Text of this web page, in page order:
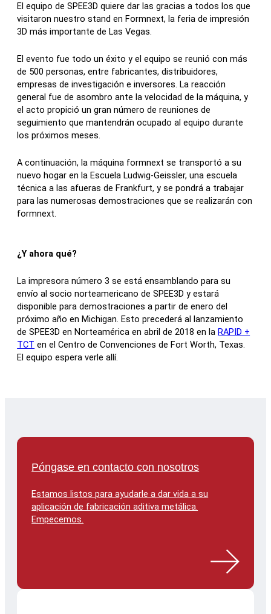
El equipo de SPEE3D quiere dar las gracias a todos los que
visitaron nuestro stand en Formnext, la feria de impresión
3D más importante de Las Vegas.
El evento fue todo un éxito y el equipo se reunió con más
de 500 personas, entre fabricantes, distribuidores,
empresas de investigación e inversores. La reacción
general fue de asombro ante la velocidad de la máquina, y
el acto propició un gran número de reuniones de
seguimiento que mantendrán ocupado al equipo durante
los próximos meses.
A continuación, la máquina formnext se transportó a su
nuevo hogar en la Escuela Ludwig-Geissler, una escuela
técnica a las afueras de Frankfurt, y se pondrá a trabajar
para las numerosas demostraciones que se realizarán con
formnext.
¿Y ahora qué?
La impresora número 3 se está ensamblando para su
envío al socio norteamericano de SPEE3D y estará
disponible para demostraciones a partir de enero del
próximo año en Michigan. Esto precederá al lanzamiento
de SPEE3D en Norteamérica en abril de 2018 en la RAPID +
TCT en el Centro de Convenciones de Fort Worth, Texas.
El equipo espera verle allí.
Póngase en contacto con nosotros
Estamos listos para ayudarle a dar vida a su
aplicación de fabricación aditiva metálica.
Empecemos.